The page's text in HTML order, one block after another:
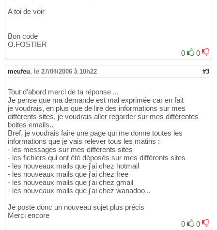
A toi de voir
Bon code
O.FOSTIER
0
0
meufeu, le 27/04/2006 à 10h22 #3
Tout d'abord merci de ta réponse ...
Je pense que ma demande est mal exprimée car en fait
je voudrais, en plus que de lire des informations sur mes
différents sites, je voudrais aller regarder sur mes différentes
boites emails..
Bref, je voudrais faire une page qui me donne toutes les
informations que je vais relever tous les matins :
- les messages sur mes différents sites
- les fichiers qui ont été déposés sur mes différents sites
- les nouveaux mails que j'ai chez hotmail
- les nouveaux mails que j'ai chez free
- les nouveaux mails que j'ai chez gmail
- les nouveaux mails que j'ai chez wanadoo ..
Je poste donc un nouveau sujet plus précis
Merci encore
0
0